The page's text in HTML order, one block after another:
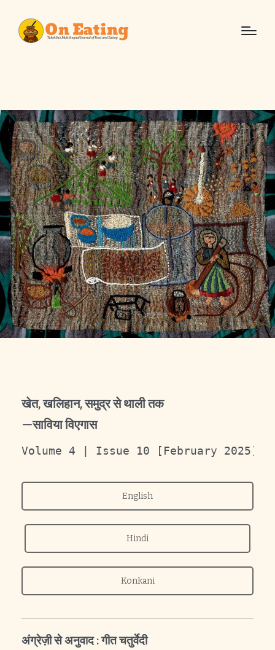
खेत, खलिहान, समुद्र से थाली तक
—साविया विएगास
Volume 4 | Issue 10 [February 2025]
English
Hindi
Konkani
अंग्रेज़ी से अनुवाद : गीत चतुर्वेदी